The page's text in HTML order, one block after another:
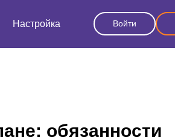
Настройка Войти
обязанности